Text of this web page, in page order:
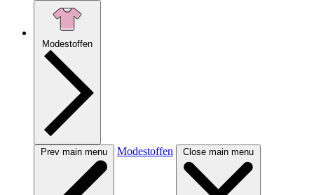
Modestoffen
Prev main menu Modestoffen Close main menu